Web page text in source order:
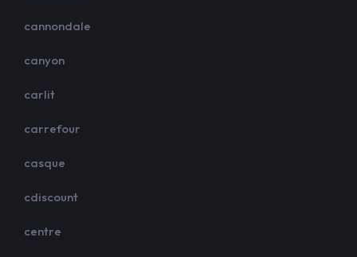
cannondale
canyon
carlit
carrefour
casque
cdiscount
centre